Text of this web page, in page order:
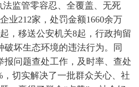
监管零容忍、全覆盖、无死
业212家，处罚金额1660余万
，移送公安机关8起，行政拘留
破坏生态环境的违法行为。同
报问题查处工作，及时率、查处
，切实解决了一批群众关心、社